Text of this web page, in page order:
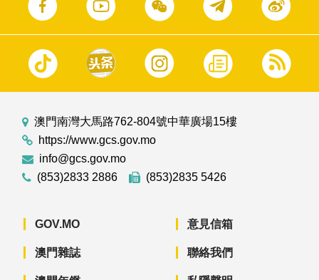
澳門南灣大馬路762-804號中華廣場15樓
https://www.gcs.gov.mo
info@gcs.gov.mo
(853)2833 2886
(853)2835 5426
GOV.MO
澳門雜誌
意見信箱
聯絡我們